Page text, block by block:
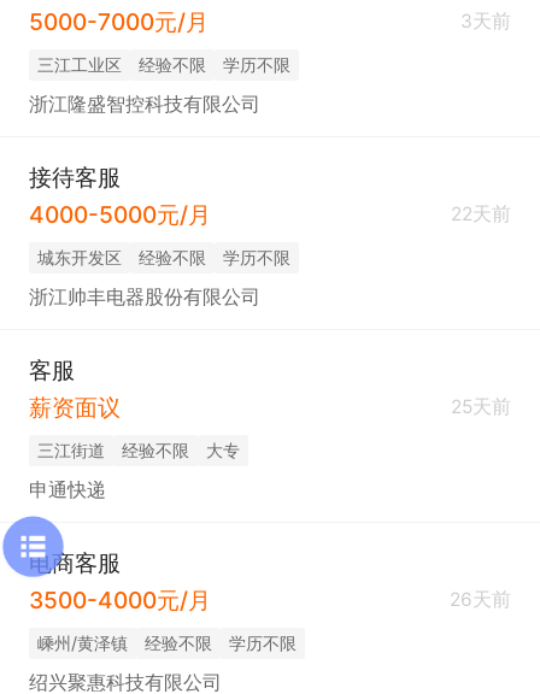
5000-7000元/月
3天前
三江工业区 经验不限 学历不限
浙江隆盛智控科技有限公司
接待客服
4000-5000元/月
22天前
城东开发区 经验不限 学历不限
浙江帅丰电器股份有限公司
客服
薪资面议
25天前
三江街道 经验不限 大专
申通快递
电商客服
3500-4000元/月
26天前
嵊州/黄泽镇 经验不限 学历不限
绍兴聚惠科技有限公司